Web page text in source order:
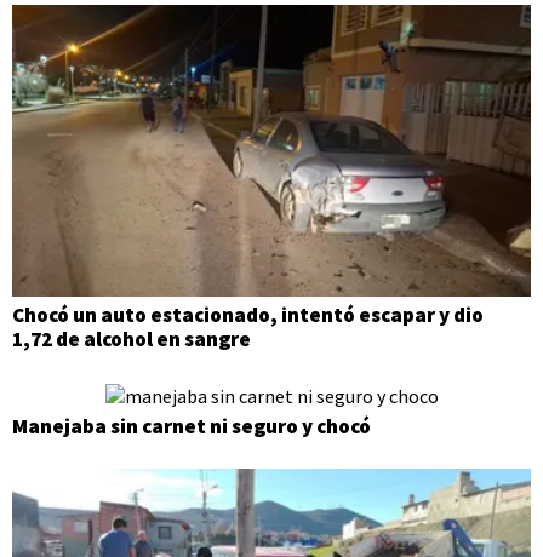
Chocó un auto estacionado, intentó escapar y dio
1,72 de alcohol en sangre
Manejaba sin carnet ni seguro y chocó